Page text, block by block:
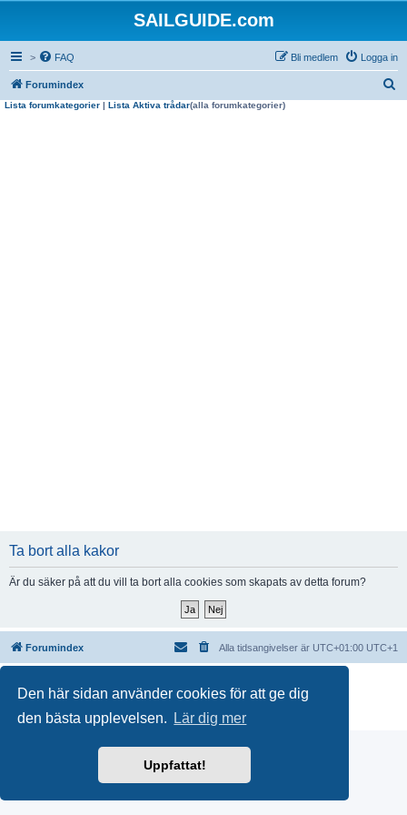
Den här sidan använder cookies för att ge dig
den bästa upplevelsen.
Lär dig mer
Uppfattat!
SAILGUIDE.com
> FAQ Logga in
Bli medlem
Forumindex
Lista forumkategorier | Lista Aktiva trådar(alla forumkategorier)
Ta bort alla kakor
Är du säker på att du vill ta bort alla cookies som skapats av detta forum?
Forumindex Alla tidsangivelser är UTC+01:00 UTC+1
Swedish translation byphpBB Sweden© 2006-2018
Integritetspolicy
|Användarvillkor